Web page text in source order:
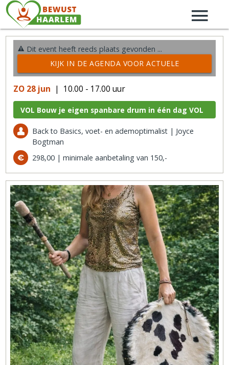
Dit event heeft reeds plaats gevonden ...
KIJK IN DE AGENDA VOOR ACTUELE
ZO 28 jun | 10.00 - 17.00 uur
VOL Bouw je eigen spanbare drum in één dag VOL
Back to Basics, voet- en ademoptimalist | Joyce
Bogtman
298,00 | minimale aanbetaling van 150,-